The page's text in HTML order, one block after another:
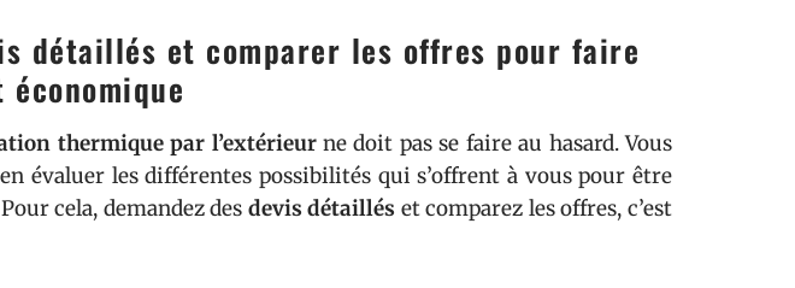
détaillés et comparer les offres pour faire
thermique par l’extérieurne doit pas se faire au hasard. Vous
évaluer les différentes possibilités qui s’offrent à vous pour être
cela, demandez des devis détaillés et comparez les offres, c’est